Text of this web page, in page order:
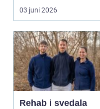
massage med
energibas...
03 juni 2026
Rehab i svedala